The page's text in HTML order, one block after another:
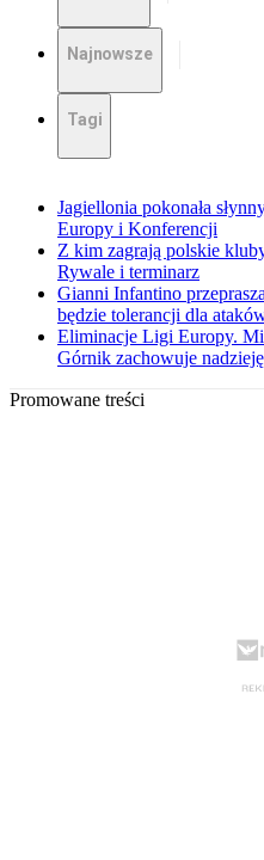
Najnowsze
Tagi
Jagiellonia pokonała
Europy i Konferencji
Z kim zagrają polskie
Rywale i terminarz
Gianni Infantino
będzie tolerancji dla
Eliminacje Ligi Europy.
Górnik zachowuje nadzieję
Promowane treści